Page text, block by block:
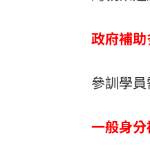
政府補
參訓學
一般身